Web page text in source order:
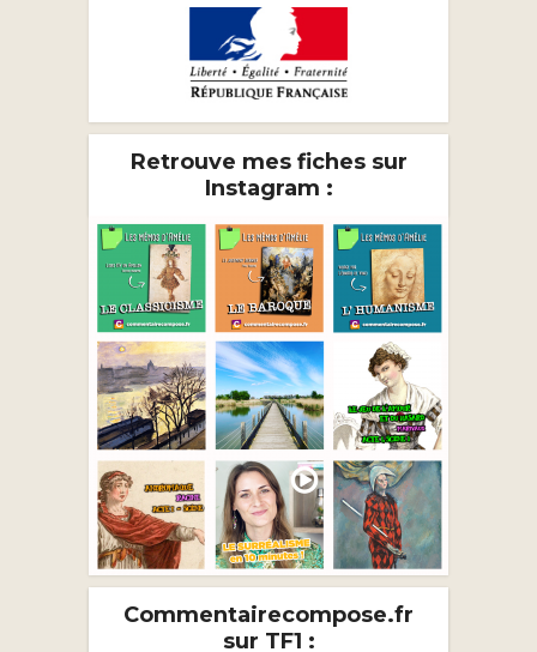
Retrouve mes fiches sur
Instagram :
Commentairecompose.fr
sur TF1 :